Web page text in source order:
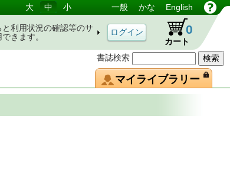
書誌検索
大 中 小 一般 かな English
と利用状況の確認等のサ
きます。
カート
0
マイライブラリー